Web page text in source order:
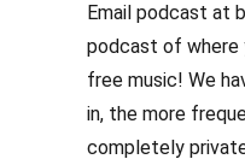
Email podcast at
podcast of where
free music! We
in, the more
completely